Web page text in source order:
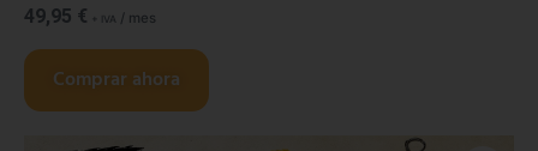
49,95 € + IVA / mes
Comprar ahora